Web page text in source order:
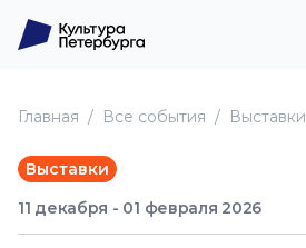
Главная Все события Выставки
Выставки
11 декабря - 01 февраля 2026